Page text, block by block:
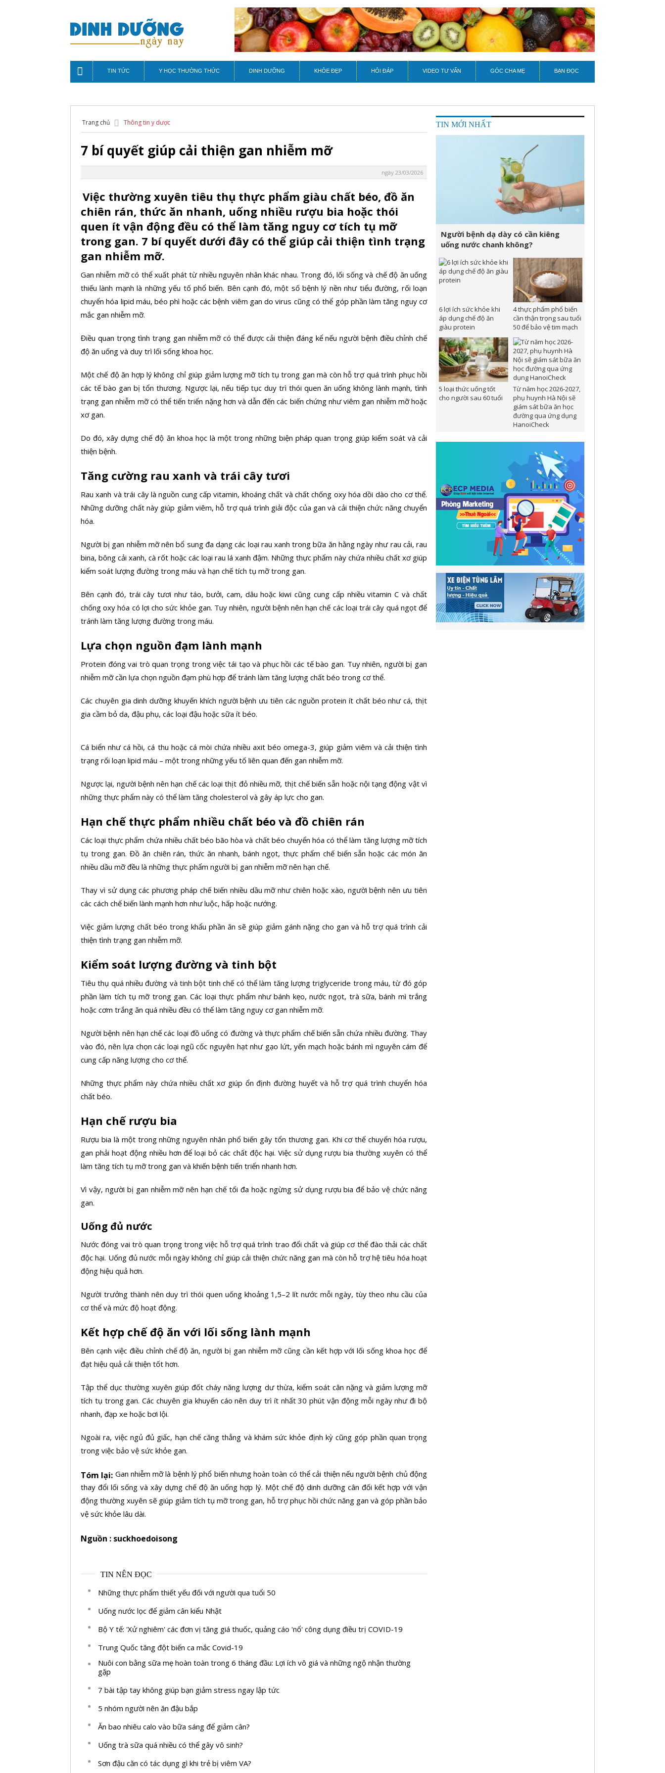
TIN TỨC Y HỌC THƯỜNG THỨC DINH DƯỠNG KHỎE ĐẸP HỎI ĐÁP VIDEO TƯ VẤN GÓC CHA MẸ BẠN ĐỌC
Trang chủ Thông tin y dược
7 bí quyết giúp cải thiện gan nhiễm mỡ
ngày 23/03/2026
Việc thường xuyên tiêu thụ thực phẩm giàu chất béo, đồ ăn
chiên rán, thức ăn nhanh, uống nhiều rượu bia hoặc thói
quen ít vận động đều có thể làm tăng nguy cơ tích tụ mỡ
trong gan. 7 bí quyết dưới đây có thể giúp cải thiện tình trạng
gan nhiễm mỡ.
Gan nhiễm mỡ có thể xuất phát từ nhiều nguyên nhân khác nhau. Trong đó, lối sống và chế độ ăn uống
thiếu lành mạnh là những yếu tố phổ biến. Bên cạnh đó, một số bệnh lý nền như tiểu đường, rối loạn
chuyển hóa lipid máu, béo phì hoặc các bệnh viêm gan do virus cũng có thể góp phần làm tăng nguy cơ
mắc gan nhiễm mỡ.
Điều quan trọng tình trạng gan nhiễm mỡ có thể được cải thiện đáng kể nếu người bệnh điều chỉnh chế
độ ăn uống và duy trì lối sống khoa học.
Một chế độ ăn hợp lý không chỉ giúp giảm lượng mỡ tích tụ trong gan mà còn hỗ trợ quá trình phục hồi
các tế bào gan bị tổn thương. Ngược lại, nếu tiếp tục duy trì thói quen ăn uống không lành mạnh, tình
trạng gan nhiễm mỡ có thể tiến triển nặng hơn và dẫn đến các biến chứng như viêm gan nhiễm mỡ hoặc
xơ gan.
Do đó, xây dựng chế độ ăn khoa học là một trong những biện pháp quan trọng giúp kiểm soát và cải
thiện bệnh.
Tăng cường rau xanh và trái cây tươi
Rau xanh và trái cây là nguồn cung cấp vitamin, khoáng chất và chất chống oxy hóa dồi dào cho cơ thể.
Những dưỡng chất này giúp giảm viêm, hỗ trợ quá trình giải độc của gan và cải thiện chức năng chuyển
hóa.
Người bị gan nhiễm mỡ nên bổ sung đa dạng các loại rau xanh trong bữa ăn hằng ngày như rau cải, rau
bina, bông cải xanh, cà rốt hoặc các loại rau lá xanh đậm. Những thực phẩm này chứa nhiều chất xơ giúp
kiểm soát lượng đường trong máu và hạn chế tích tụ mỡ trong gan.
Bên cạnh đó, trái cây tươi như táo, bưởi, cam, dâu hoặc kiwi cũng cung cấp nhiều vitamin C và chất
chống oxy hóa có lợi cho sức khỏe gan. Tuy nhiên, người bệnh nên hạn chế các loại trái cây quá ngọt để
tránh làm tăng lượng đường trong máu.
Lựa chọn nguồn đạm lành mạnh
Protein đóng vai trò quan trọng trong việc tái tạo và phục hồi các tế bào gan. Tuy nhiên, người bị gan
nhiễm mỡ cần lựa chọn nguồn đạm phù hợp để tránh làm tăng lượng chất béo trong cơ thể.
Các chuyên gia dinh dưỡng khuyến khích người bệnh ưu tiên các nguồn protein ít chất béo như cá, thịt
gia cầm bỏ da, đậu phụ, các loại đậu hoặc sữa ít béo.
Cá biển như cá hồi, cá thu hoặc cá mòi chứa nhiều axit béo omega-3, giúp giảm viêm và cải thiện tình
trạng rối loạn lipid máu – một trong những yếu tố liên quan đến gan nhiễm mỡ.
Ngược lại, người bệnh nên hạn chế các loại thịt đỏ nhiều mỡ, thịt chế biến sẵn hoặc nội tạng động vật vì
những thực phẩm này có thể làm tăng cholesterol và gây áp lực cho gan.
Hạn chế thực phẩm nhiều chất béo và đồ chiên rán
Các loại thực phẩm chứa nhiều chất béo bão hòa và chất béo chuyển hóa có thể làm tăng lượng mỡ tích
tụ trong gan. Đồ ăn chiên rán, thức ăn nhanh, bánh ngọt, thực phẩm chế biến sẵn hoặc các món ăn
nhiều dầu mỡ đều là những thực phẩm người bị gan nhiễm mỡ nên hạn chế.
Thay vì sử dụng các phương pháp chế biến nhiều dầu mỡ như chiên hoặc xào, người bệnh nên ưu tiên
các cách chế biến lành mạnh hơn như luộc, hấp hoặc nướng.
Việc giảm lượng chất béo trong khẩu phần ăn sẽ giúp giảm gánh nặng cho gan và hỗ trợ quá trình cải
thiện tình trạng gan nhiễm mỡ.
Kiểm soát lượng đường và tinh bột
Tiêu thụ quá nhiều đường và tinh bột tinh chế có thể làm tăng lượng triglyceride trong máu, từ đó góp
phần làm tích tụ mỡ trong gan. Các loại thực phẩm như bánh kẹo, nước ngọt, trà sữa, bánh mì trắng
hoặc cơm trắng ăn quá nhiều đều có thể làm tăng nguy cơ gan nhiễm mỡ.
Người bệnh nên hạn chế các loại đồ uống có đường và thực phẩm chế biến sẵn chứa nhiều đường. Thay
vào đó, nên lựa chọn các loại ngũ cốc nguyên hạt như gạo lứt, yến mạch hoặc bánh mì nguyên cám để
cung cấp năng lượng cho cơ thể.
Những thực phẩm này chứa nhiều chất xơ giúp ổn định đường huyết và hỗ trợ quá trình chuyển hóa
chất béo.
Hạn chế rượu bia
Rượu bia là một trong những nguyên nhân phổ biến gây tổn thương gan. Khi cơ thể chuyển hóa rượu,
gan phải hoạt động nhiều hơn để loại bỏ các chất độc hại. Việc sử dụng rượu bia thường xuyên có thể
làm tăng tích tụ mỡ trong gan và khiến bệnh tiến triển nhanh hơn.
Vì vậy, người bị gan nhiễm mỡ nên hạn chế tối đa hoặc ngừng sử dụng rượu bia để bảo vệ chức năng
gan.
Uống đủ nước
Nước đóng vai trò quan trọng trong việc hỗ trợ quá trình trao đổi chất và giúp cơ thể đào thải các chất
độc hại. Uống đủ nước mỗi ngày không chỉ giúp cải thiện chức năng gan mà còn hỗ trợ hệ tiêu hóa hoạt
động hiệu quả hơn.
Người trưởng thành nên duy trì thói quen uống khoảng 1,5–2 lít nước mỗi ngày, tùy theo nhu cầu của
cơ thể và mức độ hoạt động.
Kết hợp chế độ ăn với lối sống lành mạnh
Bên cạnh việc điều chỉnh chế độ ăn, người bị gan nhiễm mỡ cũng cần kết hợp với lối sống khoa học để
đạt hiệu quả cải thiện tốt hơn.
Tập thể dục thường xuyên giúp đốt cháy năng lượng dư thừa, kiểm soát cân nặng và giảm lượng mỡ
tích tụ trong gan. Các chuyên gia khuyến cáo nên duy trì ít nhất 30 phút vận động mỗi ngày như đi bộ
nhanh, đạp xe hoặc bơi lội.
Ngoài ra, việc ngủ đủ giấc, hạn chế căng thẳng và khám sức khỏe định kỳ cũng góp phần quan trọng
trong việc bảo vệ sức khỏe gan.
Tóm lại: Gan nhiễm mỡ là bệnh lý phổ biến nhưng hoàn toàn có thể cải thiện nếu người bệnh chủ động
thay đổi lối sống và xây dựng chế độ ăn uống hợp lý. Một chế độ dinh dưỡng cân đối kết hợp với vận
động thường xuyên sẽ giúp giảm tích tụ mỡ trong gan, hỗ trợ phục hồi chức năng gan và góp phần bảo
vệ sức khỏe lâu dài.
Nguồn : suckhoedoisong
TIN NÊN ĐỌC
Những thực phẩm thiết yếu đối với người qua tuổi 50
Uống nước lọc để giảm cân kiểu Nhật
Bộ Y tế: 'Xử nghiêm' các đơn vị tăng giá thuốc, quảng cáo 'nổ' công dụng điều trị COVID-19
Trung Quốc tăng đột biến ca mắc Covid-19
Nuôi con bằng sữa mẹ hoàn toàn trong 6 tháng đầu: Lợi ích vô giá và những ngộ nhận thường
gặp
7 bài tập tay không giúp bạn giảm stress ngay lập tức
5 nhóm người nên ăn đậu bắp
Ăn bao nhiêu calo vào bữa sáng để giảm cân?
Uống trà sữa quá nhiều có thể gây vô sinh?
Sơn đậu căn có tác dụng gì khi trẻ bị viêm VA?
TIN MỚI NHẤT
Người bệnh dạ dày có cần kiêng
uống nước chanh không?
6 lợi ích sức khỏe khi
áp dụng chế độ ăn
giàu protein
4 thực phẩm phổ biến
cần thận trọng sau tuổi
50 để bảo vệ tim mạch
5 loại thức uống tốt
cho người sau 60 tuổi
Từ năm học 2026-2027,
phụ huynh Hà Nội sẽ
giám sát bữa ăn học
đường qua ứng dụng
HanoiCheck